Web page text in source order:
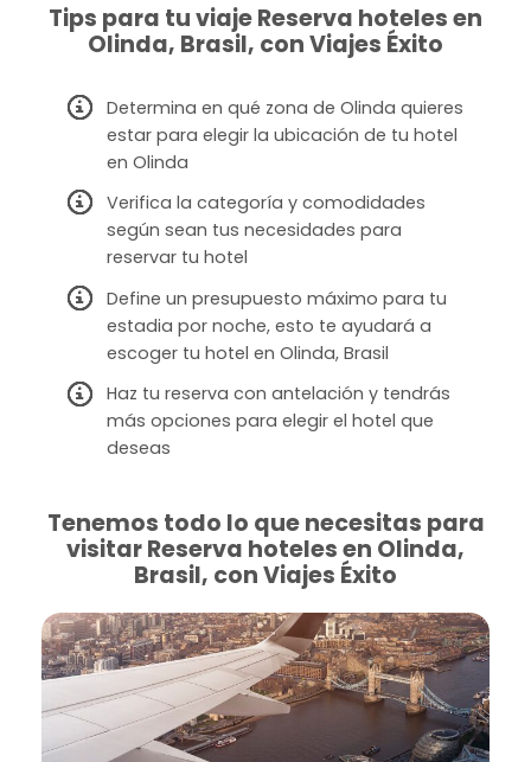
Tips para tu viaje Reserva hoteles en
Olinda, Brasil, con Viajes Éxito
Determina en qué zona de Olinda quieres
estar para elegir la ubicación de tu hotel
en Olinda
Verifica la categoría y comodidades
según sean tus necesidades para
reservar tu hotel
Define un presupuesto máximo para tu
estadia por noche, esto te ayudará a
escoger tu hotel en Olinda, Brasil
Haz tu reserva con antelación y tendrás
más opciones para elegir el hotel que
deseas
Tenemos todo lo que necesitas para
visitar Reserva hoteles en Olinda,
Brasil, con Viajes Éxito